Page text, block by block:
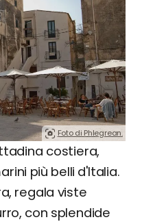
Foto di Phlegrean.
costiera,
più belli d'Italia.
regala viste
con splendide